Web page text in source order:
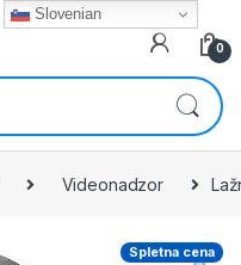
0
Videonadzor
Spletna cena
Slovenian